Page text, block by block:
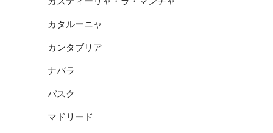
カタルーニャ
カンタブリア
ナバラ
バスク
マドリード